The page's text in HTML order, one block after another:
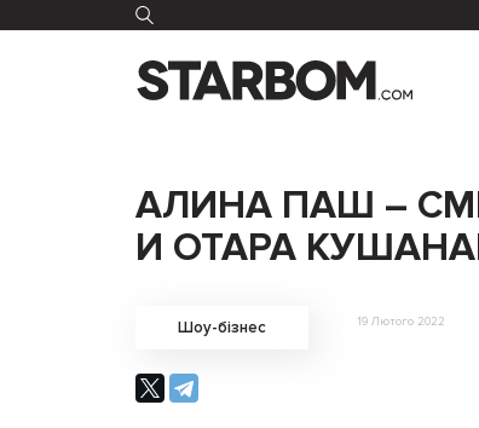
АЛИНА ПАШ –
И ОТАРА
Шоу-бізнес 19 Лютого 2022